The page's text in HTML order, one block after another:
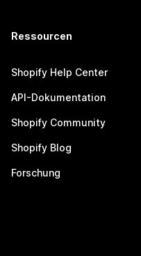
Ressourcen
Shopify Help Center
API-Dokumentation
Shopify Community
Shopify Blog
Forschung